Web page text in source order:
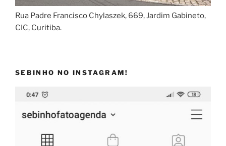
Rua Padre Francisco Chylaszek, 669, Jardim Gabineto,
CIC, Curitiba.
SEBINHO NO INSTAGRAM!